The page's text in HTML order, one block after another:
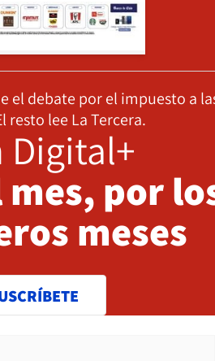
el debate por el impuesto a
resto lee La Tercera.
Digital+
por
meses